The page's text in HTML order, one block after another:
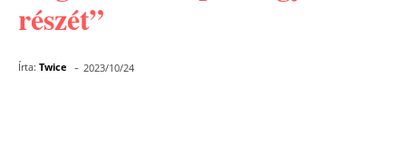
részét”
Írta: Twice - 2023/10/24